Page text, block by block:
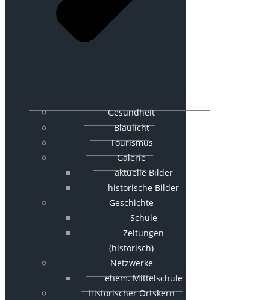
Gesundheit
Blaulicht
Tourismus
Galerie
aktuelle Bilder
historische Bilder
Geschichte
Schule
Zeitungen
(historisch)
Netzwerke
ehem. Mittelschule
Historischer Ortskern